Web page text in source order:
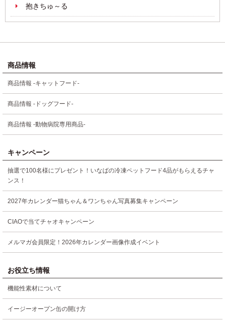
抱きちゅ～る
商品情報
商品情報 -キャットフード-
商品情報 -ドッグフード-
商品情報 -動物病院専用商品-
キャンペーン
抽選で100名様にプレゼント！いなばの冷凍ペットフード4品がもらえるチャ
ンス！
2027年カレンダー猫ちゃん＆ワンちゃん写真募集キャンペーン
CIAOで当てチャオキャンペーン
メルマガ会員限定！2026年カレンダー画像作成イベント
お役立ち情報
機能性素材について
イージーオープン缶の開け方